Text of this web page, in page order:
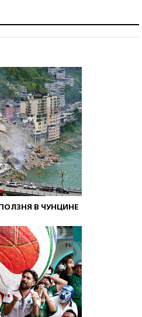
В ЧУНЦИНЕ